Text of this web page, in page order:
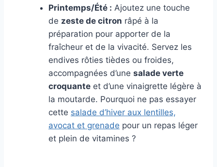
Printemps/Été : Ajoutez une touche
de zeste de citron râpé à la
préparation pour apporter de la
fraîcheur et de la vivacité. Servez les
endives rôties tièdes ou froides,
accompagnées d’une salade verte
croquante et d’une vinaigrette légère à
la moutarde. Pourquoi ne pas essayer
cette salade d’hiver aux lentilles,
avocat et grenade pour un repas léger
et plein de vitamines ?